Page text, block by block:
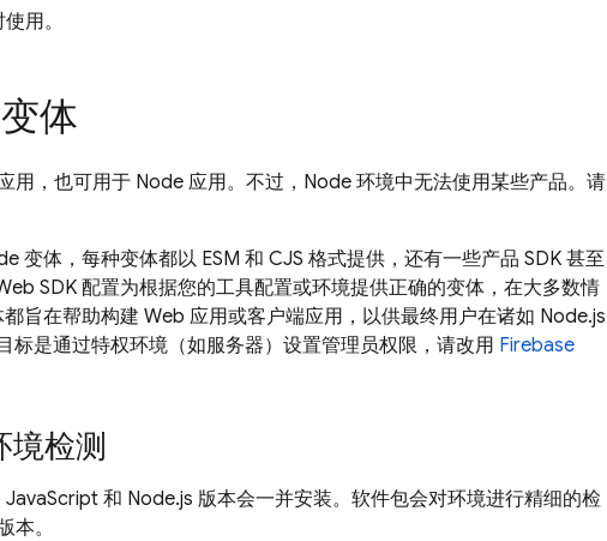
用。
体
用，也可用于 Node 应用。不过，Node 环境中无法使用某些产品。请
变体，每种变体都以 ESM 和 CJS 格式提供，还有一些产品 SDK 甚至
SDK 配置为根据您的工具配置或环境提供正确的变体，在大多数情
旨在帮助构建 Web 应用或客户端应用，以供最终用户在诸如 Node.js
标是通过特权环境（如服务器）设置管理员权限，请改用 Firebase
检测
和 Node.js 版本会一并安装。软件包会对环境进行精细的检
本。